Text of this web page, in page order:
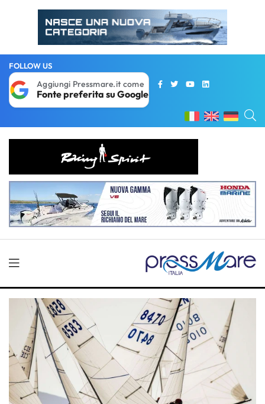
FOLLOW US
Aggiungi Pressmare.it come
Fonte preferita su Google